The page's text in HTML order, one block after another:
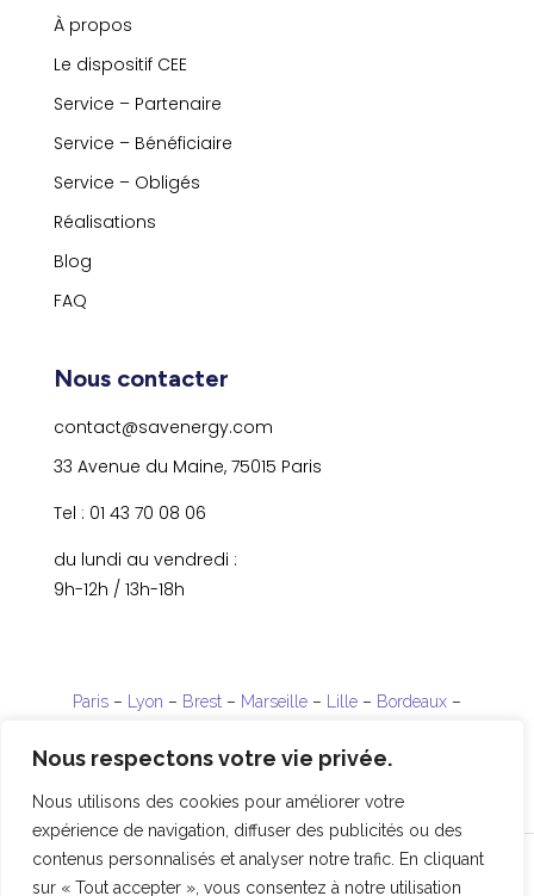
Nous respectons votre vie privée.
Nous utilisons des cookies pour améliorer votre
expérience de navigation, diffuser des publicités ou des
contenus personnalisés et analyser notre trafic. En cliquant
sur « Tout accepter », vous consentez à notre utilisation
À propos
Le dispositif CEE
Service – Partenaire
Service – Bénéficiaire
Service – Obligés
Réalisations
Blog
FAQ
Nous contacter
contact@savenergy.com
33 Avenue du Maine, 75015 Paris
Tel : 01 43 70 08 06
du lundi au vendredi :
9h-12h / 13h-18h
Paris– Lyon – Brest– Marseille– Lille– Bordeaux–
La Réunion –Guadeloupe–Guyane
Copyright © 2025 Parenthèse –